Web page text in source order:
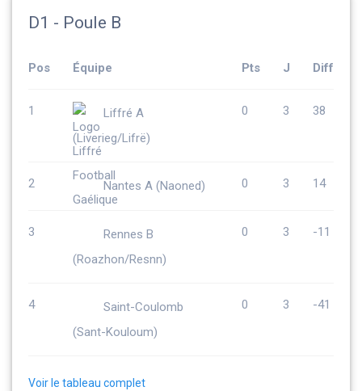
D1 - Poule B
Pos Équipe Pts J Diff
1
Liffré A
(Liverieg/Lifrë)
0 3 38
2 Nantes A (Naoned) 0 3 14
3
Rennes B
(Roazhon/Resnn)
0 3 -11
4
Saint-Coulomb
(Sant-Kouloum)
0 3 -41
Voir le tableau complet